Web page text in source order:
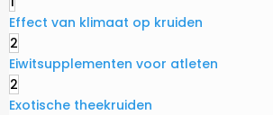
Effect van klimaat op kruiden
2
Eiwitsupplementen voor atleten
2
Exotische theekruiden